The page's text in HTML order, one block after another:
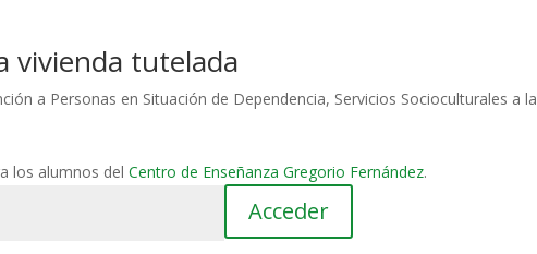
vivienda tutelada
a Personas en Situación de Dependencia, Servicios Socioculturales a la
los alumnos del Centro de Enseñanza Gregorio Fernández.